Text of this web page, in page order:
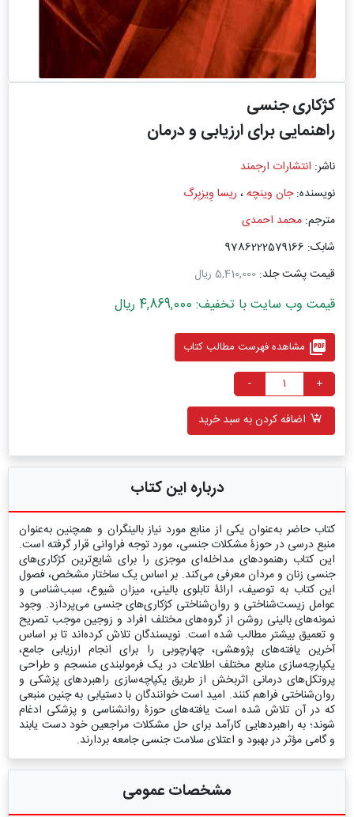
کژکاری جنسی
راهنمایی برای ارزیابی و درمان
ناشر: انتشارات ارجمند
نویسنده:جان وینچه، ریسا وِیزبِرگ
مترجم: محمد احمدی
شابک: 9786222579166
قیمت پشت جلد: 5,410,000 ریال
قیمت وب سایت با تخفیف: 4,869,000 ریال
picture_as_pdf مشاهده فهرست مطالب کتاب
+
-
اضافه کردن به سبد خرید
درباره این کتاب
کتاب حاضر به‌عنوان یکی از منابع مورد نیاز بالینگران و همچنین به‌عنوان
منبع درسی در حوزۀ مشکلات جنسی، مورد توجه فراوانی قرار گرفته است.
این کتاب رهنمودهای مداخله‌ای موجزی را برای شایع‌ترین کژکاری‌های
جنسی زنان و مردان معرفی می‌کند. بر اساس یک ساختار مشخص، فصول
این کتاب به توصیف، ارائۀ تابلوی بالینی، میزان شیوع، سبب‌شناسی و
عوامل زیست‌شناختی و روان‌شناختی کژکاری‌های جنسی می‌پردازد. وجود
نمونه‌های بالینی روشن از گروه‌های مختلف افراد و زوجین موجب تصریح
و تعمیق بیشتر مطالب شده است. نویسندگان تلاش کرده‌اند تا بر اساس
آخرین یافته‌های پژوهشی، چهارچوبی را برای انجام ارزیابی جامع،
یکپارچه‌سازی منابع مختلف اطلاعات در یک فرمولبندی منسجم و طراحی
پروتکل‌های درمانی اثربخش از طریق یکپاچه‌سازی راهبردهای پزشکی و
روان‌شناختی فراهم کنند. امید است خوانندگان با دستیابی به چنین منبعی
که در آن تلاش شده است یافته‌های حوزۀ روانشناسی و پزشکی ادغام
شوند؛ به راهبردهایی کارآمد برای حل مشکلات مراجعین خود دست یابند
و گامی مؤثر در بهبود و اعتلای سلامت جنسی جامعه بردارند.
مشخصات عمومی